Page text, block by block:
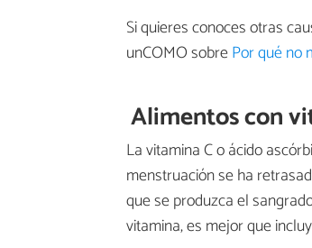
Si quieres conoces otras
unCOMO sobrePor qué no
Alimentos con
La vitamina C o ácido
menstruación se ha
que se produzca el
vitamina, es mejor que